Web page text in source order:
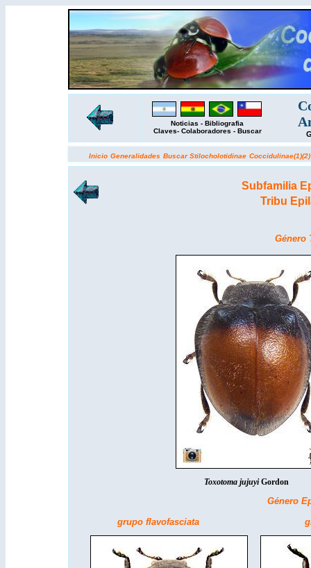
Noticias - Bibliografia
Claves- Colaboradores - Buscar
Inicio Generalidades BuscarStilocholotidinae Coccidulinae(1)(2)
Subfamilia
Tribu
Género
Toxotoma jujuyi
Género
grupo flavofasciata